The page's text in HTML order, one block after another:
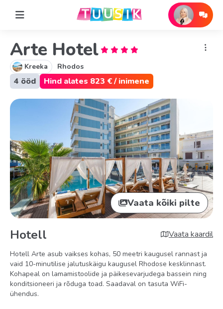
Arte Hotel
Kreeka Rhodos
4 ööd Hind alates 823 € / inimene
Vaata kõiki pilte
Hotell Vaata kaardil
Hotell Arte asub vaikses kohas, 50 meetri kaugusel rannast ja
vaid 10-minutilise jalutuskäigu kaugusel Rhodose kesklinnast.
Kohapeal on lamamistoolide ja päikesevarjudega bassein ning
konditsioneeri ja rõduga toad. Saadaval on tasuta WiFi-
ühendus.